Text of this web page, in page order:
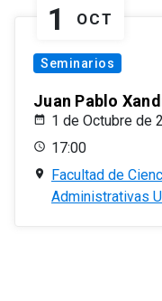
1 OCT
Seminarios
Juan Pablo
1 de Octubre de
17:00
Facultad de
Administrativas